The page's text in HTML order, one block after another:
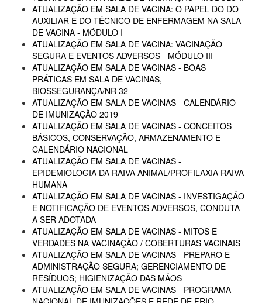
ATUALIZAÇÃO EM SALA DE VACINA: O PAPEL DO DO
AUXILIAR E DO TÉCNICO DE ENFERMAGEM NA SALA
DE VACINA - MÓDULO I
ATUALIZAÇÃO EM SALA DE VACINA: VACINAÇÃO
SEGURA E EVENTOS ADVERSOS - MÓDULO III
ATUALIZAÇÃO EM SALA DE VACINAS - BOAS
PRÁTICAS EM SALA DE VACINAS,
BIOSSEGURANÇA/NR 32
ATUALIZAÇÃO EM SALA DE VACINAS - CALENDÁRIO
DE IMUNIZAÇÃO 2019
ATUALIZAÇÃO EM SALA DE VACINAS - CONCEITOS
BÁSICOS, CONSERVAÇÃO, ARMAZENAMENTO E
CALENDÁRIO NACIONAL
ATUALIZAÇÃO EM SALA DE VACINAS -
EPIDEMIOLOGIA DA RAIVA ANIMAL/PROFILAXIA RAIVA
HUMANA
ATUALIZAÇÃO EM SALA DE VACINAS - INVESTIGAÇÃO
E NOTIFICAÇÃO DE EVENTOS ADVERSOS, CONDUTA
A SER ADOTADA
ATUALIZAÇÃO EM SALA DE VACINAS - MITOS E
VERDADES NA VACINAÇÃO / COBERTURAS VACINAIS
ATUALIZAÇÃO EM SALA DE VACINAS - PREPARO E
ADMINISTRAÇÃO SEGURA; GERENCIAMENTO DE
RESÍDUOS; HIGIENIZAÇÃO DAS MÃOS
ATUALIZAÇÃO EM SALA DE VACINAS - PROGRAMA